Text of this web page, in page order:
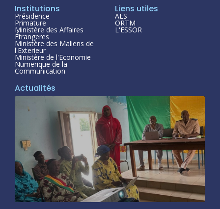
Institutions
Présidence
Primature
Ministère des Affaires
Étrangeres
Ministère des Maliens de
l'Exterieur
Ministère de l'Economie
Numerique de la
Communication
Liens utiles
AES
ORTM
L'ESSOR
Actualités